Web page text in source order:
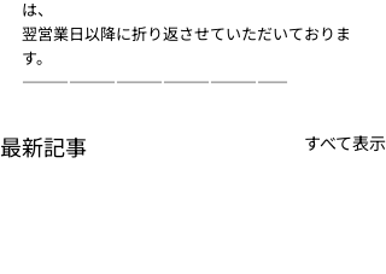
は、
翌営業日以降に折り返させていただいておりま
す。
—————————————————
最新記事 すべて表示